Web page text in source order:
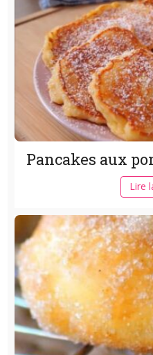
Pancakes aux
Lire